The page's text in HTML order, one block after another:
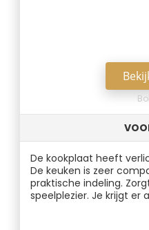
De kookplaat heeft
De keuken is zeer
praktische indeling.
speelplezier. Je krijgt er